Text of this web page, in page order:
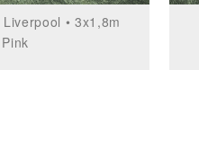
• 3x1,8m
Pink